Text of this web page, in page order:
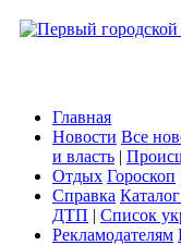
Главная
Новости Все
и власть |
Отдых Гороскоп
Справка
ДТП | Список
Рекламодателям